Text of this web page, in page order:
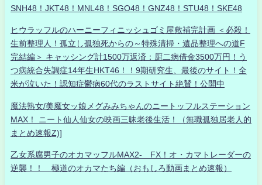
SNH48！JKT48！MNL48！SGO48！GNZ48！STU48！SKE48
ヒウラッフルのハーニーフィニッシュゴミ屋敷補完計画 ＜必殺！
生前整理人！孤立し孤独死からの～特殊清掃・遺品整理への道F
完結編＞ キャッシング計1500万返済：厨二病借金3500万円！う
つ病統合失調症14年生HKT46！！9期研究生、最後のサイト！全
米が泣いた！認知症鬱病60代のラストサイト絶賛！公開中
魔法熟女/美魔女ッ娘メグみみちゃんのニートッフルステーション
MAX！ ニート仙人仙女の映画三昧老後生活！（無職孤独居老人的
まとめ速報Z)]
乙女系腐男子のオカマッフルMAX2- FX！オ・カマトレーダーの
逆襲！！ 極道のオカマたち編（おもしろ動画まとめ速報）